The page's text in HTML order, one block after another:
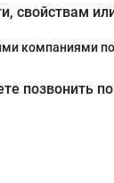
свойствам
компаниями
позвонить